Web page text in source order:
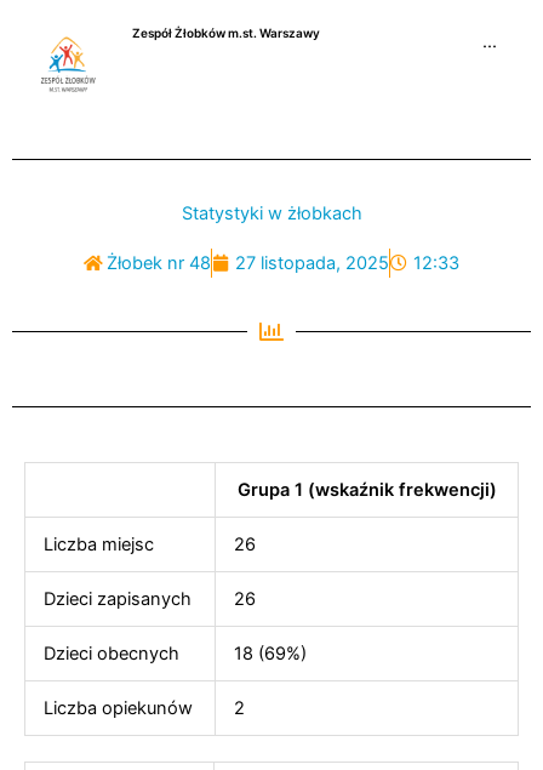
Zespół Żłobków m.st. Warszawy
···
Statystyki w żłobkach
Żłobek nr 48 27 listopada, 2025 12:33
Grupa 1 (wskaźnik frekwencji)
Liczba miejsc 26
Dzieci zapisanych 26
Dzieci obecnych 18 (69%)
Liczba opiekunów 2